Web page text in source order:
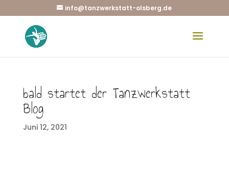
info@tanzwerkstatt-olsberg.de
bald startet der Tanzwerkstatt
Blog
Juni 12, 2021